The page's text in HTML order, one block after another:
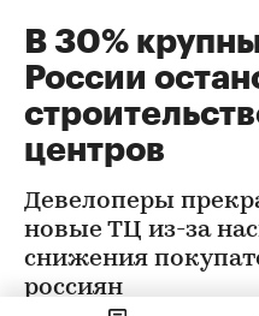
В 30%
России
центров
Девелоперы
новые ТЦ из-за
снижения
россиян